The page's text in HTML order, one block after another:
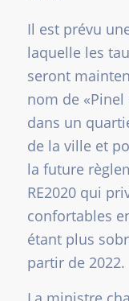
Il est prévu
laquelle les
seront
nom de
dans un
de la ville et
la future
RE2020 qui
confortables
étant plus
partir de 2022.